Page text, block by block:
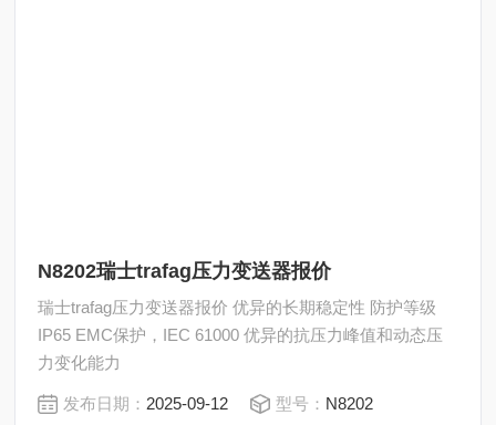
N8202瑞士trafag压力变送器报价
瑞士trafag压力变送器报价 优异的长期稳定性 防护等级
IP65 EMC保护，IEC 61000 优异的抗压力峰值和动态压
力变化能力
发布日期： 2025-09-12 型号： N8202